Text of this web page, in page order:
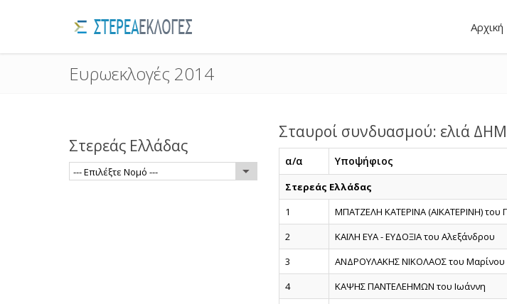
Αρχική
Ευρωεκλογές 2014
Στερεάς Ελλάδας
--- Επιλέξτε Νομό ---
Σταυροί συνδυασμού: ελιά
α/α Υποψήφιος
Στερεάς Ελλάδας
1
ΜΠΑΤΖΕΛΗ ΚΑΤΕΡΙΝΑ (ΑΙΚΑΤΕΡΙΝΗ) του
2
ΚΑΪΛΗ ΕΥΑ - ΕΥΔΟΞΙΑ του Αλεξάνδρου
3
ΑΝΔΡΟΥΛΑΚΗΣ ΝΙΚΟΛΑΟΣ του Μαρίνου
4
ΚΑΨΗΣ ΠΑΝΤΕΛΕΗΜΩΝ του Ιωάννη